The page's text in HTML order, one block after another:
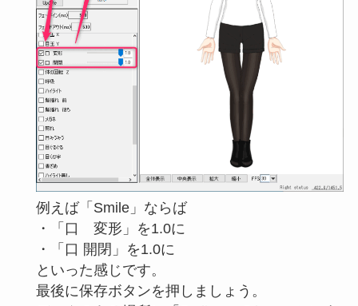
例えば「Smile」ならば
・「口 変形」を1.0に
・「口 開閉」を1.0に
といった感じです。
最後に保存ボタンを押しましょう。